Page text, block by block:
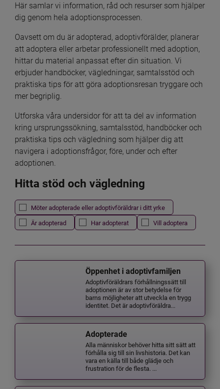
Här samlar vi information, råd och resurser som hjälper
dig genom hela adoptionsprocessen.
Oavsett om du är adopterad, adoptivförälder, planerar
att adoptera eller arbetar professionellt med adoption,
hittar du material anpassat efter din situation. Vi
erbjuder handböcker, vägledningar, samtalsstöd och
praktiska tips för att göra adoptionsresan tryggare och
mer begriplig.
Utforska våra undersidor för att ta del av information
kring ursprungssökning, samtalsstöd, handböcker och
praktiska tips och vägledning som hjälper dig att
navigera i adoptionsfrågor, före, under och efter
adoptionen.
Hitta stöd och vägledning
Filtrera resultatet
Det här formuläret postas automatiskt
Möter adopterade eller adoptivföräldrar i ditt yrke
Är adopterad
Har adopterat Vill adoptera
Öppenhet i adoptivfamiljen
Adoptivföräldrars förhållningssätt till
adoptionen är av stor betydelse för
barns möjligheter att utveckla en trygg
identitet. Det är adoptivföräldra...
Adopterade
Alla människor behöver hitta sitt sätt att
förhålla sig till sin livshistoria. Det kan
vara en källa till både glädje och
frustration för de flesta. ...